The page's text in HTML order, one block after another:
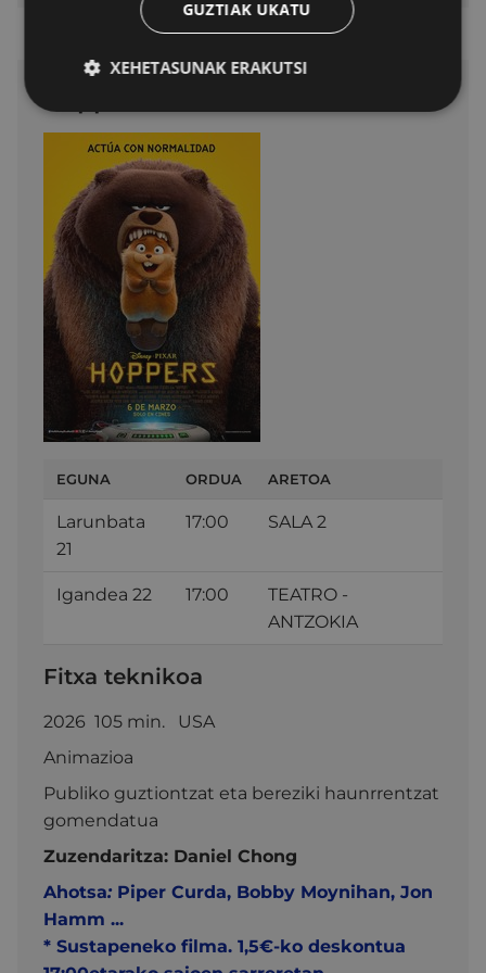
EGUNA ORDUA ARETOA
Larunbata
21
17:00 SALA 2
Igandea 22 17:00
TEATRO -
ANTZOKIA
Fitxa teknikoa
2026 105 min. USA
Animazioa
Publiko guztiontzat eta bereziki haunrrentzat
gomendatua
Zuzendaritza: Daniel Chong
Ahotsa: Piper Curda, Bobby Moynihan, Jon
Hamm ...
* Sustapeneko filma. 1,5€-ko deskontua
GUZTIAK UKATU
XEHETASUNAK ERAKUTSI